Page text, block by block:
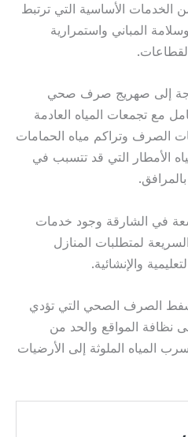
الأساسية التي ترتبط
المباني واستمرارية
إلى صهريج صرف صحي
مع تجمعات المياه العادمة
الصرف وتراكم مياه الحمامات
الأمطار التي قد تتسبب في
في الشارقة وجود خدمات
لمتطلبات المنازل
والإنشائية.
شفط الصرف الصحي التي تؤدي
نظافة المواقع والحد من
المياه الملوثة إلى الأرضيات